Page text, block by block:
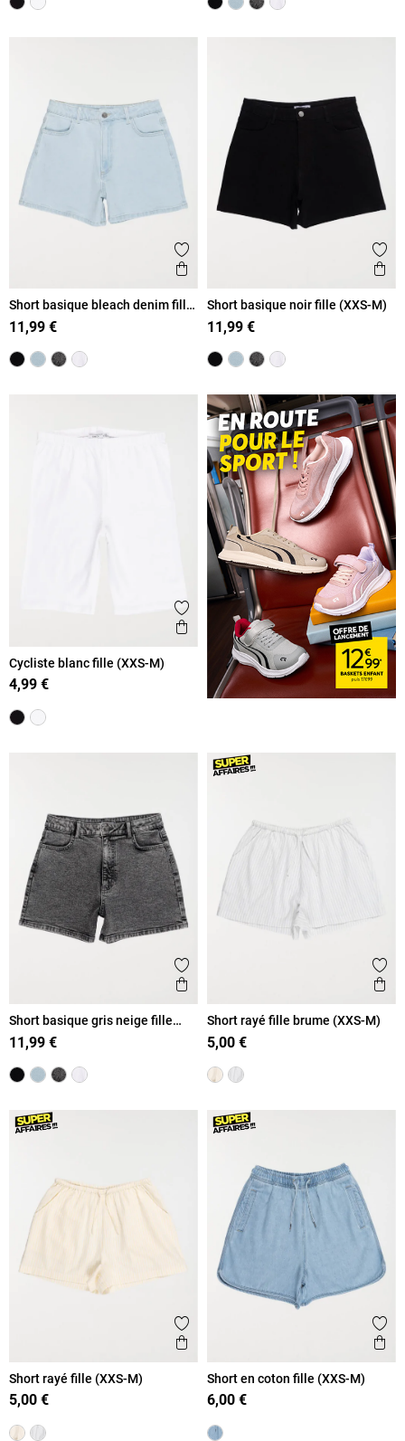
Ajouter aux favoris
Aperçu rapide
Short basique bleach denim fille
(XXS-M)
11,99 €
Short basique noir fille (XXS-M)
11,99 €
Ajouter aux favoris
Aperçu rapide
Cycliste blanc fille (XXS-M)
4,99 €
Ajouter aux favoris
Aperçu rapide
Short basique gris neige fille
(XXS-M)
11,99 €
Short rayé fille brume (XXS-M)
5,00 €
Ajouter aux favoris
Aperçu rapide
Short rayé fille (XXS-M)
5,00 €
Short en coton fille (XXS-M)
6,00 €